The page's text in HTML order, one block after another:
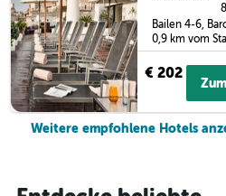
0,9 km vom
€ 202
Weitere empfohlene Hotels